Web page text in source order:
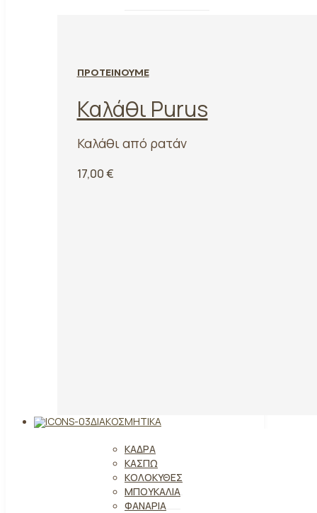
ΠΡΟΤΕΙΝΟΥΜΕ
Καλάθι Purus
Καλάθι από ρατάν
17,00 €
ΔΙΑΚΟΣΜΗΤΙΚΆ
ΚΆΔΡΑ
ΚΑΣΠΏ
ΚΟΛΟΚΎΘΕΣ
ΜΠΟΥΚΆΛΙΑ
ΦΑΝΆΡΙΑ